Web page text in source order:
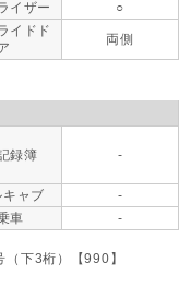
イザー
○
イドド
両側
録簿 -
キャブ
-
車 -
下3桁）【990】